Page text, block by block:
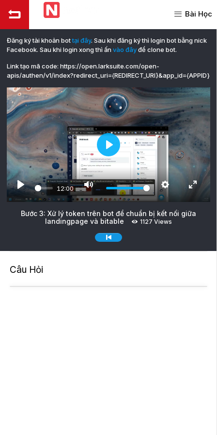
Bài Học
Đăng ký tài khoản bottại đây. Sau khi đăng ký thì login bot bằng nick
Facebook. Sau khi login xong thì ấn vào đâyđể clone bot.
Link tạo mã code: https://open.larksuite.com/open-
apis/authen/v1/index?redirect_uri={REDIRECT_URI}&app_id={APPID}
Play
12:00
Mute Settings
Play
Bước 3: Xử lý token trên bot để chuẩn bị kết nối giữa
landingpage và bitable
1127 Views
Câu Hỏi